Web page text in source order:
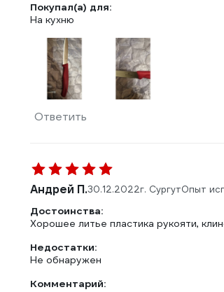
Покупал(а) для:
На кухню
Ответить
Андрей П.30.12.2022г. СургутОпыт
Достоинства:
Хорошее литье пластика рукояти,
Недостатки:
Не обнаружен
Комментарий: